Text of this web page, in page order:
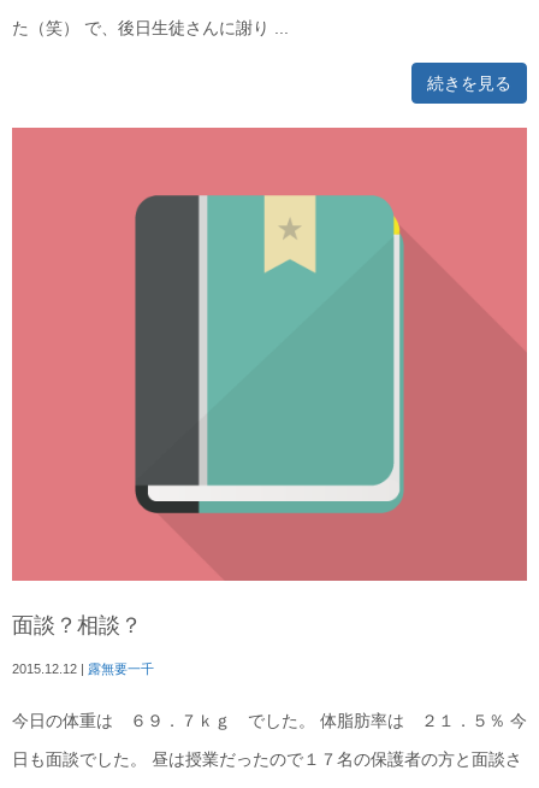
た（笑） で、後日生徒さんに謝り ...
続きを見る
面談？相談？
2015.12.12 露無要一千
今日の体重は ６９．７ｋｇ でした。 体脂肪率は ２１．５％ 今
日も面談でした。 昼は授業だったので１７名の保護者の方と面談さ